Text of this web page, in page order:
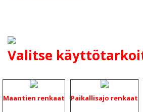
Valitse
Maantien renkaat Paikallisajo renkaat